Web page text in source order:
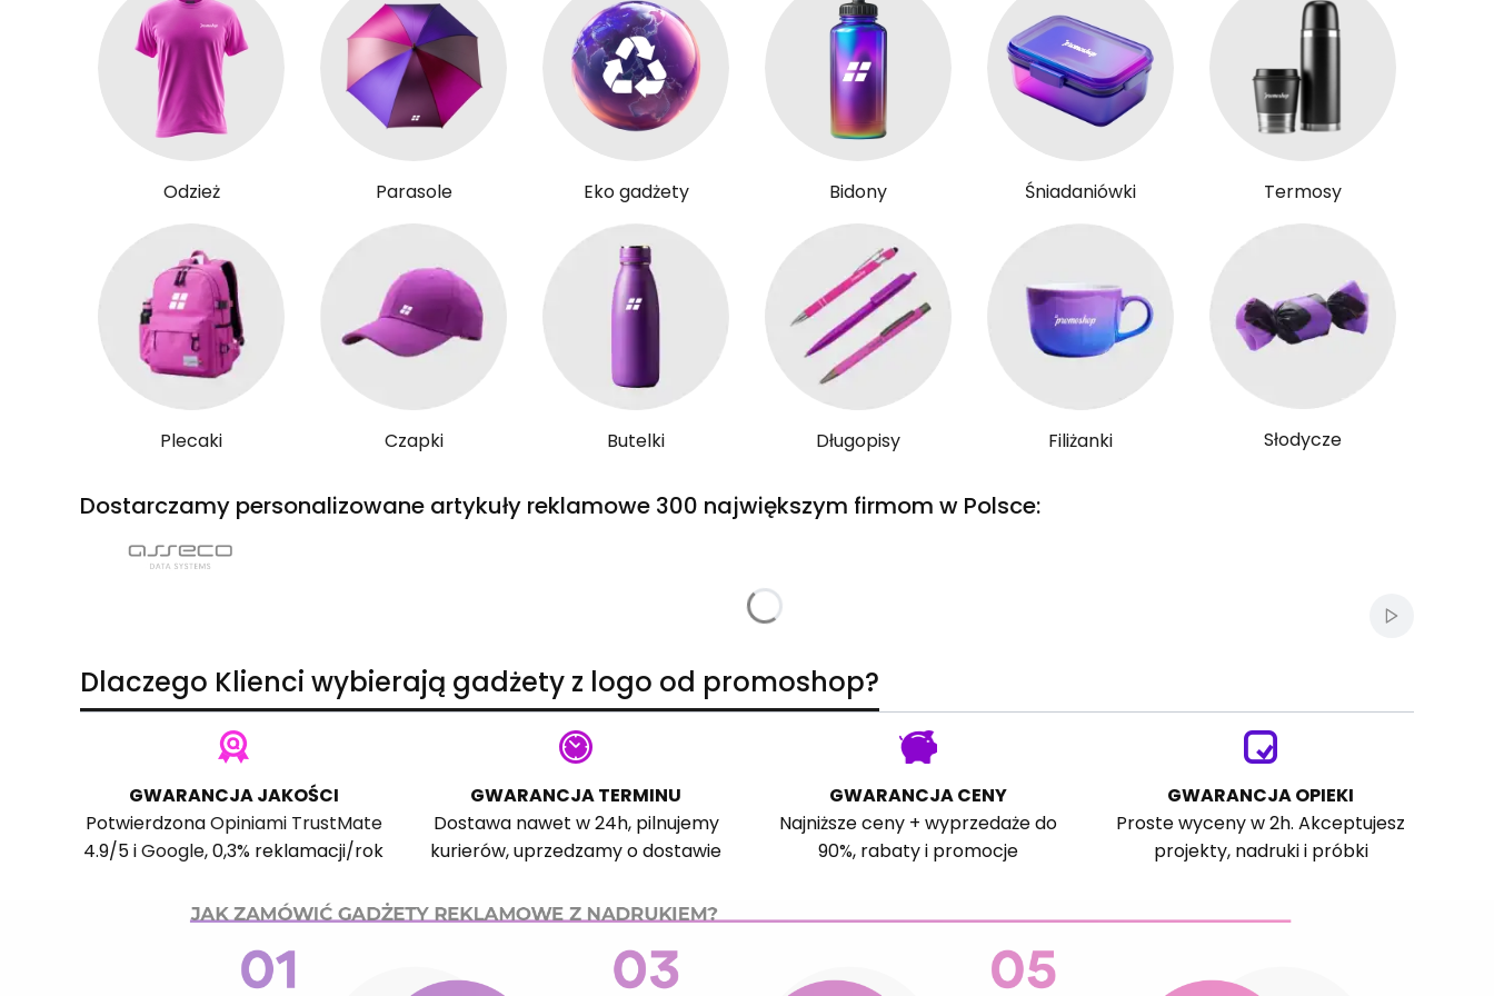
Odzież Parasole Eko gadżety Bidony Śniadaniówki Termosy
Plecaki Czapki Butelki Długopisy Filiżanki Słodycze
Dostarczamy personalizowane artykuły reklamowe 300 największym firmom w Polsce:
Włącz
Dlaczego Klienci wybierają gadżety z logo od promoshop?
GWARANCJA JAKOŚCI
PotwierdzonaOpiniami TrustMate
4.9/5 iGoogle, 0,3% reklamacji/rok
GWARANCJA TERMINU
Dostawa nawet w 24h, pilnujemy
kurierów, uprzedzamy o dostawie
GWARANCJA CENY
Najniższe ceny + wyprzedaże do
90%, rabaty i promocje
GWARANCJA OPIEKI
Proste wyceny w 2h. Akceptujesz
projekty, nadruki i próbki